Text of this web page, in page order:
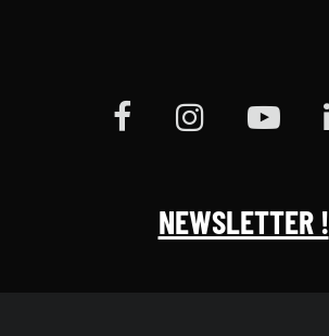
NEWSLETTER !